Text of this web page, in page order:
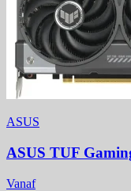
ASUS
ASUS TUF
Vanaf